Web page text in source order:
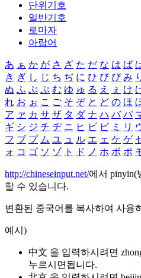
단위기호
일반기호
로마자
아랍어
あ ぁ か が さ ざ た だ な は ば
き ぎ し じ ち ぢ に ひ び ぴ み
ぬ ふ ぶ ぷ む ゆ ゅ る え ぇ け
れ お ぉ こ ご そ ぞ と ど の ほ
ア ァ カ サ ザ タ ダ ナ ハ バ パ
ギ シ ジ チ ヂ ニ ヒ ビ ピ ミ リ
フ ブ プ ム ユ ュ ル エ ェ ケ ゲ
ォ コ ゴ ソ ゾ ト ド ノ ホ ボ ポ
http://chineseinput.net/에서 pinyin(
할 수 있습니다.
변환된 중국어를 복사하여 사용
예시)
中文 을 입력하시려면
누르시면됩니다.